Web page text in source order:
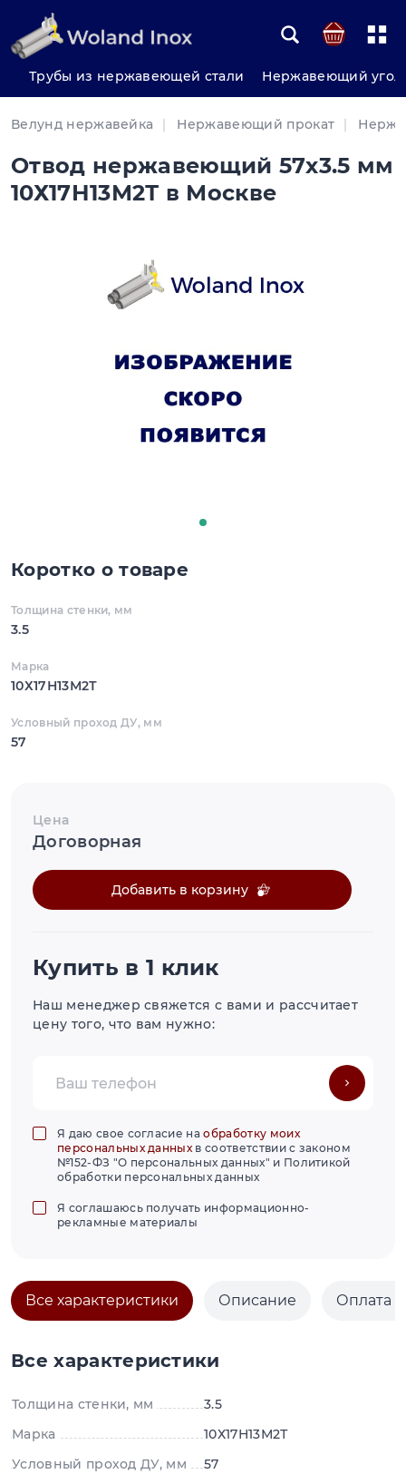
Трубы из нержавеющей стали Нержавеющий
Велунд нержавейка Нержавеющий прокат
Отвод нержавеющий 57х3.5 мм
10Х17Н13М2Т в Москве
Коротко о товаре
Толщина стенки, мм
3.5
Марка
10Х17Н13М2Т
Условный проход ДУ, мм
57
Цена
Договорная
Добавить в корзину
Купить в 1 клик
Наш менеджер свяжется с вами и рассчитает
цену того, что вам нужно:
Я даю свое согласие наобработку моих
персональных данныхв соответствии с законом
№152-ФЗ "О персональных данных" и Политикой
обработки персональных данных
Я соглашаюсь получать информационно-
рекламные материалы
Все характеристики Описание Оплата
Все характеристики
Толщина стенки, мм
3.5
Марка
10Х17Н13М2Т
Условный проход ДУ, мм
57